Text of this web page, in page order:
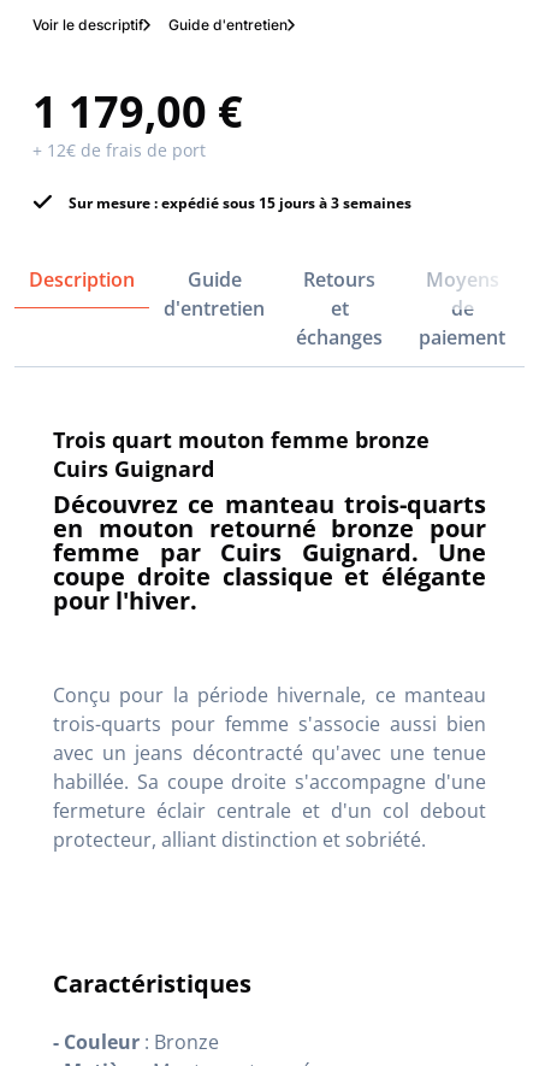
Voir le descriptif Guide d'entretien
1 179,00 €
+ 12€ de frais de port
Sur mesure : expédié sous 15 jours à 3 semaines
Description
Guide
d'entretien
Retours
et
échanges
Moyens
de
paiement
Trois quart mouton femme bronze
Cuirs Guignard
Découvrez ce manteau trois-quarts
en mouton retourné bronze pour
femme par Cuirs Guignard. Une
coupe droite classique et élégante
pour l'hiver.
Conçu pour la période hivernale, ce manteau
trois-quarts pour femme s'associe aussi bien
avec un jeans décontracté qu'avec une tenue
habillée. Sa coupe droite s'accompagne d'une
fermeture éclair centrale et d'un col debout
protecteur, alliant distinction et sobriété.
Caractéristiques
- Couleur : Bronze